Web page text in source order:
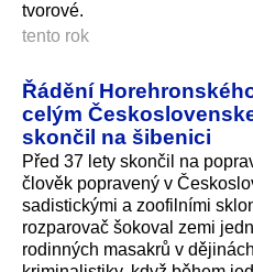
tvorové.
tento rok
Řádění
celým
skončil na šibenici
Před 37 lety skončil na
člověk popravený v
sadistickými a zoofilními
rozparovač šokoval zemi
rodinných masakrů v